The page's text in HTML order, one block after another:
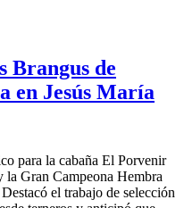
Brangus de
en Jesús María
para la cabaña El Porvenir
Gran Campeona Hembra
el trabajo de selección